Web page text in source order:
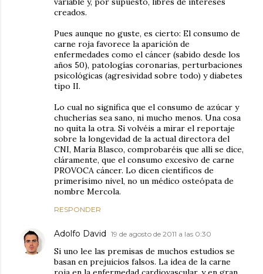
creados.
Pues aunque no guste, es cierto: El consumo de
carne roja favorece la aparición de
enfermedades como el cáncer (sabido desde los
años 50), patologías coronarias, perturbaciones
psicológicas (agresividad sobre todo) y diabetes
tipo II.
Lo cual no significa que el consumo de azúcar y
chucherías sea sano, ni mucho menos. Una cosa
no quita la otra. Si volvéis a mirar el reportaje
sobre la longevidad de la actual directora del
CNI, María Blasco, comprobaréis que allí se dice,
cláramente, que el consumo excesivo de carne
PROVOCA cáncer. Lo dicen científicos de
primerísimo nivel, no un médico osteópata de
nombre Mercola.
RESPONDER
Adolfo David 19 de agosto de 2011 a las 0:30
Si uno lee las premisas de muchos estudios se
basan en prejuicios falsos. La idea de la carne